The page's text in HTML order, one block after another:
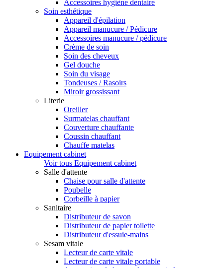
Accessoires hygiène dentaire
Soin esthétique
Appareil d'épilation
Appareil manucure / Pédicure
Accessoires manucure / pédicure
Crème de soin
Soin des cheveux
Gel douche
Soin du visage
Tondeuses / Rasoirs
Miroir grossissant
Literie
Oreiller
Surmatelas chauffant
Couverture chauffante
Coussin chauffant
Chauffe matelas
Equipement cabinet
Voir tous Equipement cabinet
Salle d'attente
Chaise pour salle d'attente
Poubelle
Corbeille à papier
Sanitaire
Distributeur de savon
Distributeur de papier toilette
Distributeur d'essuie-mains
Sesam vitale
Lecteur de carte vitale
Lecteur de carte vitale portable